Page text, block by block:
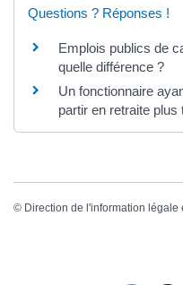
Questions ? Réponses !
Emplois publics de
quelle différence ?
Un fonctionnaire
partir en retraite plus
© Direction de l'information légale